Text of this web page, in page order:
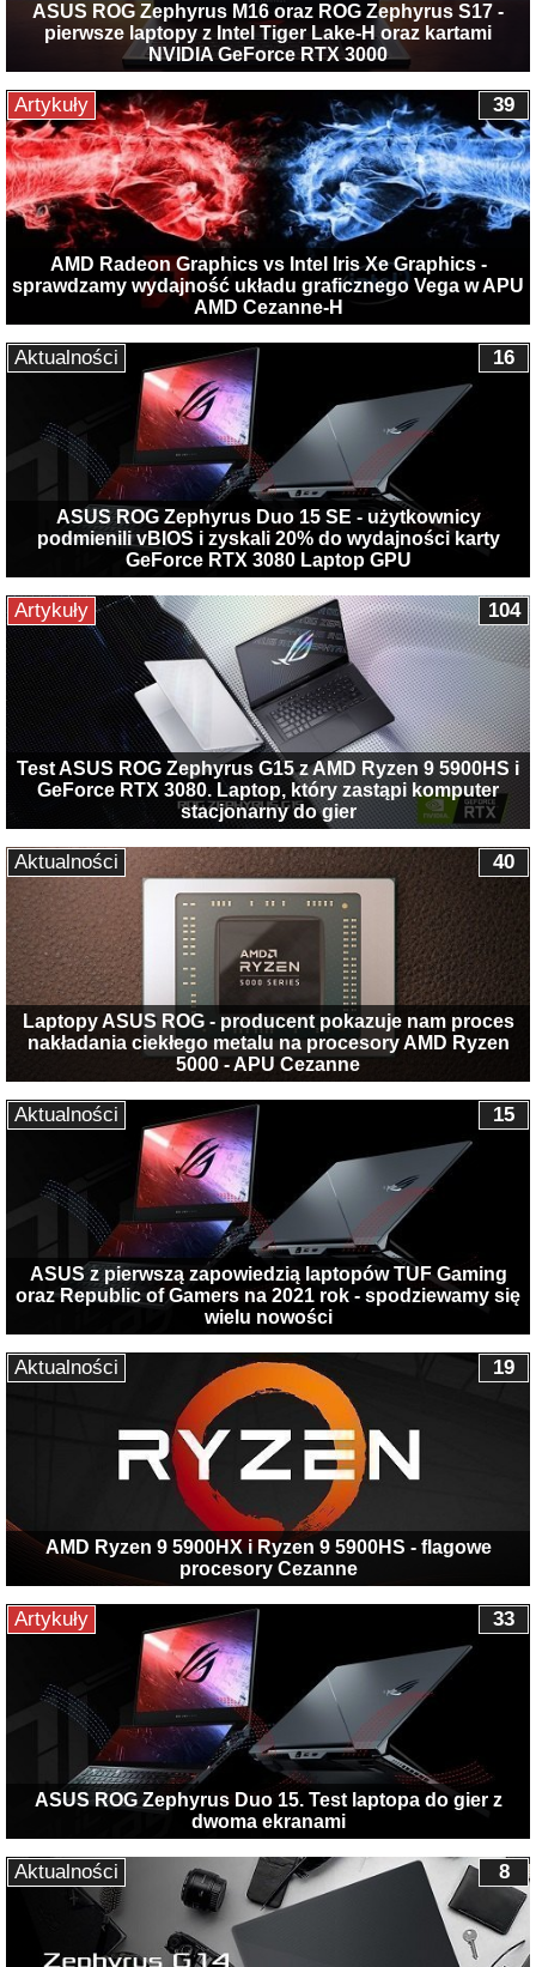
ASUS ROG Zephyrus M16 oraz ROG Zephyrus S17 -
pierwsze laptopy z Intel Tiger Lake-H oraz kartami
NVIDIA GeForce RTX 3000
AMD Radeon Graphics vs Intel Iris Xe Graphics -
sprawdzamy wydajność układu graficznego Vega w APU
AMD Cezanne-H
39
Artykuły
ASUS ROG Zephyrus Duo 15 SE - użytkownicy
podmienili vBIOS i zyskali 20% do wydajności karty
GeForce RTX 3080 Laptop GPU
16
Aktualności
Test ASUS ROG Zephyrus G15 z AMD Ryzen 9 5900HS i
GeForce RTX 3080. Laptop, który zastąpi komputer
stacjonarny do gier
104
Artykuły
Laptopy ASUS ROG - producent pokazuje nam proces
nakładania ciekłego metalu na procesory AMD Ryzen
5000 - APU Cezanne
40
Aktualności
ASUS z pierwszą zapowiedzią laptopów TUF Gaming
oraz Republic of Gamers na 2021 rok - spodziewamy się
wielu nowości
15
Aktualności
AMD Ryzen 9 5900HX i Ryzen 9 5900HS - flagowe
procesory Cezanne
19
Aktualności
ASUS ROG Zephyrus Duo 15. Test laptopa do gier z
dwoma ekranami
33
Artykuły
8
Aktualności